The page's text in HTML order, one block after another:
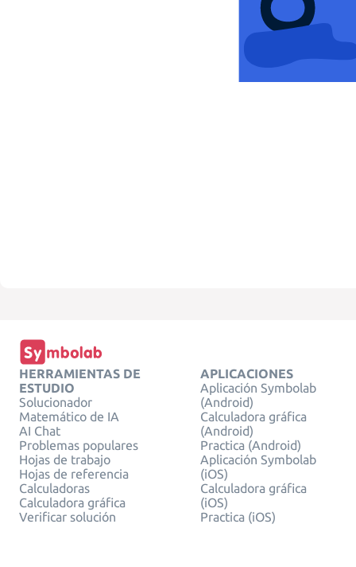
HERRAMIENTAS DE
ESTUDIO
Solucionador
Matemático de IA
AI Chat
Problemas populares
Hojas de trabajo
Hojas de referencia
Calculadoras
Calculadora gráfica
Verificar solución
APLICACIONES
Aplicación Symbolab
(Android)
Calculadora gráfica
(Android)
Practica (Android)
Aplicación Symbolab
(iOS)
Calculadora gráfica
(iOS)
Practica (iOS)